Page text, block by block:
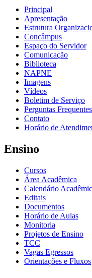
Principal
Apresentação
Estrutura
Concâmpus
Espaço do Servidor
Comunicação
Biblioteca
NAPNE
Imagens
Vídeos
Boletim de Serviço
Perguntas Frequentes
Contato
Horário de
Ensino
Cursos
Área Acadêmica
Calendário
Editais
Documentos
Horário de Aulas
Monitoria
Projetos de Ensino
TCC
Vagas Egressos
Orientações e Fluxos